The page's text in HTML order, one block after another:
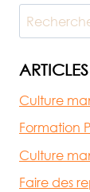
Rechercher :
Culture
Formation
Culture
Faire des